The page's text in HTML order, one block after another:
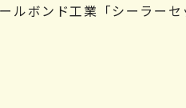
ルボンド工業「シーラー